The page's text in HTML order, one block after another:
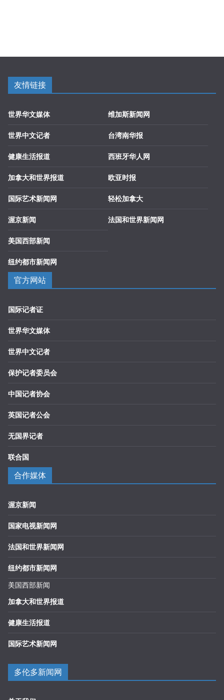
友情链接
世界华文媒体
世界中文记者
健康生活报道
加拿大和世界报道
国际艺术新闻网
渥京新闻
美国西部新闻
纽约都市新闻网
维加斯新闻网
台湾南华报
西班牙华人网
欧亚时报
轻松加拿大
法国和世界新闻网
官方网站
国际记者证
世界华文媒体
世界中文记者
保护记者委员会
中国记者协会
英国记者公会
无国界记者
联合国
合作媒体
渥京新闻
国家电视新闻网
法国和世界新闻网
纽约都市新闻网
美国西部新闻
加拿大和世界报道
健康生活报道
国际艺术新闻网
多伦多新闻网